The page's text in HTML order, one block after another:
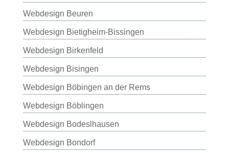
Webdesign Beuren
Webdesign Bietigheim-Bissingen
Webdesign Birkenfeld
Webdesign Bisingen
Webdesign Böbingen an der Rems
Webdesign Böblingen
Webdesign Bodeslhausen
Webdesign Bondorf